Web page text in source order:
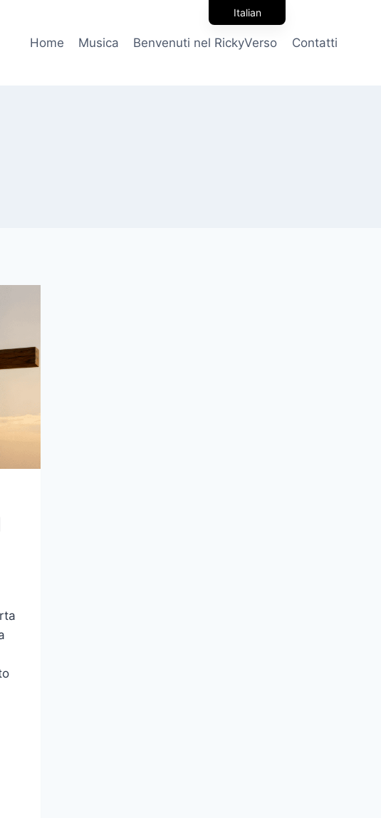
Home Musica Benvenuti nel RickyVerso Contatti
Italian
English